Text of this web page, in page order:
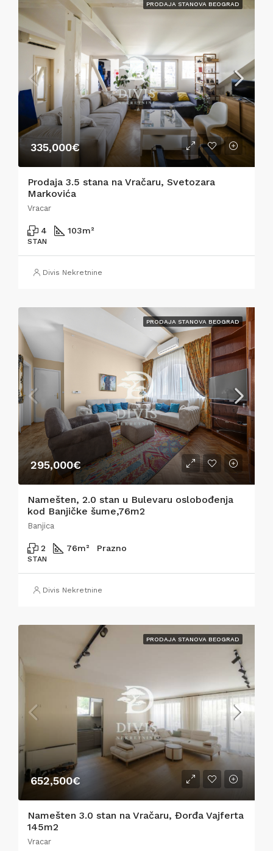
PRODAJA STANOVA BEOGRAD
335,000€
Prodaja 3.5 stana na Vračaru, Svetozara
Markovića
Vracar
4 103m²
STAN
Divis Nekretnine
PRODAJA STANOVA BEOGRAD
295,000€
Namešten, 2.0 stan u Bulevaru oslobođenja
kod Banjičke šume,76m2
Banjica
2 76m² Prazno
STAN
Divis Nekretnine
PRODAJA STANOVA BEOGRAD
652,500€
Namešten 3.0 stan na Vračaru, Đorđa Vajferta
145m2
Vracar